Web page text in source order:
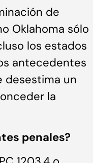
de
Oklahoma sólo
los estados
antecedentes
desestima un
la
penales?